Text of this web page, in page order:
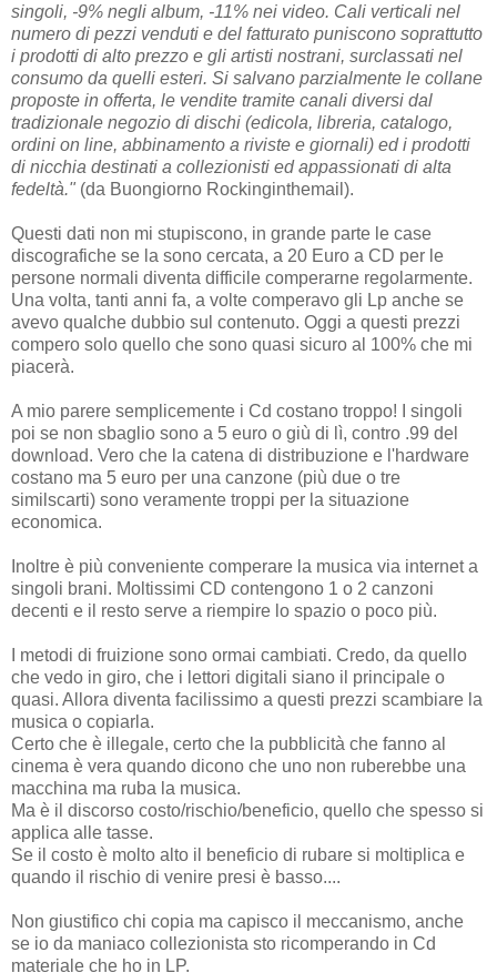
singoli, -9% negli album, -11% nei video. Cali verticali nel
numero di pezzi venduti e del fatturato puniscono soprattutto
i prodotti di alto prezzo e gli artisti nostrani, surclassati nel
consumo da quelli esteri. Si salvano parzialmente le collane
proposte in offerta, le vendite tramite canali diversi dal
tradizionale negozio di dischi (edicola, libreria, catalogo,
ordini on line, abbinamento a riviste e giornali) ed i prodotti
di nicchia destinati a collezionisti ed appassionati di alta
fedeltà." (da Buongiorno Rockinginthemail).
Questi dati non mi stupiscono, in grande parte le case
discografiche se la sono cercata, a 20 Euro a CD per le
persone normali diventa difficile comperarne regolarmente.
Una volta, tanti anni fa, a volte comperavo gli Lp anche se
avevo qualche dubbio sul contenuto. Oggi a questi prezzi
compero solo quello che sono quasi sicuro al 100% che mi
piacerà.
A mio parere semplicemente i Cd costano troppo! I singoli
poi se non sbaglio sono a 5 euro o giù di lì, contro .99 del
download. Vero che la catena di distribuzione e l'hardware
costano ma 5 euro per una canzone (più due o tre
similscarti) sono veramente troppi per la situazione
economica.
Inoltre è più conveniente comperare la musica via internet a
singoli brani. Moltissimi CD contengono 1 o 2 canzoni
decenti e il resto serve a riempire lo spazio o poco più.
I metodi di fruizione sono ormai cambiati. Credo, da quello
che vedo in giro, che i lettori digitali siano il principale o
quasi. Allora diventa facilissimo a questi prezzi scambiare la
musica o copiarla.
Certo che è illegale, certo che la pubblicità che fanno al
cinema è vera quando dicono che uno non ruberebbe una
macchina ma ruba la musica.
Ma è il discorso costo/rischio/beneficio, quello che spesso si
applica alle tasse.
Se il costo è molto alto il beneficio di rubare si moltiplica e
quando il rischio di venire presi è basso....
Non giustifico chi copia ma capisco il meccanismo, anche
se io da maniaco collezionista sto ricomperando in Cd
materiale che ho in LP.